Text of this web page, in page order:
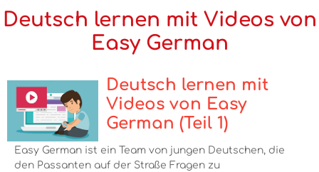
Deutsch lernen mit Videos von
Easy German
Deutsch lernen mit
Videos von Easy
German (Teil 1)
Easy German ist ein Team von jungen Deutschen, die
den Passanten auf der Straße Fragen zu